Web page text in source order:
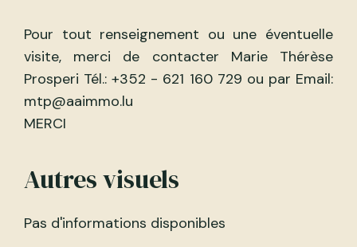
Pour tout renseignement ou une éventuelle
visite, merci de contacter Marie Thérèse
Prosperi Tél.: +352 - 621 160 729 ou par Email:
mtp@aaimmo.lu
MERCI
Autres visuels
Pas d'informations disponibles